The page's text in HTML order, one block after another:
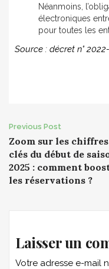
Néanmoins,
électroniques
pour toutes les
Source : décret n°
Post
Previous Post
Zoom sur les chiffres
clés du début de
2025 : comment
les réservations ?
Laisser un
Votre adresse e-mail